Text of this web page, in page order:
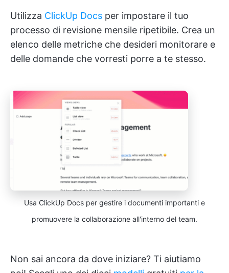
Utilizza ClickUp Docs per impostare il tuo
processo di revisione mensile ripetibile. Crea un
elenco delle metriche che desideri monitorare e
delle domande che vorresti porre a te stesso.
Usa ClickUp Docs per gestire i documenti importanti e
promuovere la collaborazione all'interno del team.
Non sai ancora da dove iniziare? Ti aiutiamo